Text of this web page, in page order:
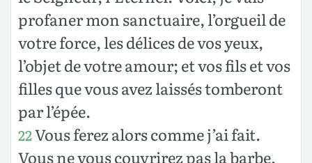
profaner mon sanctuaire, l’orgueil de
votre force, les délices de vos yeux,
l’objet de votre amour; et vos fils et vos
filles que vous avez laissés tomberont
par l’épée.
22Vous ferez alors comme j’ai fait.
Vous ne vous couvrirez pas la barbe,